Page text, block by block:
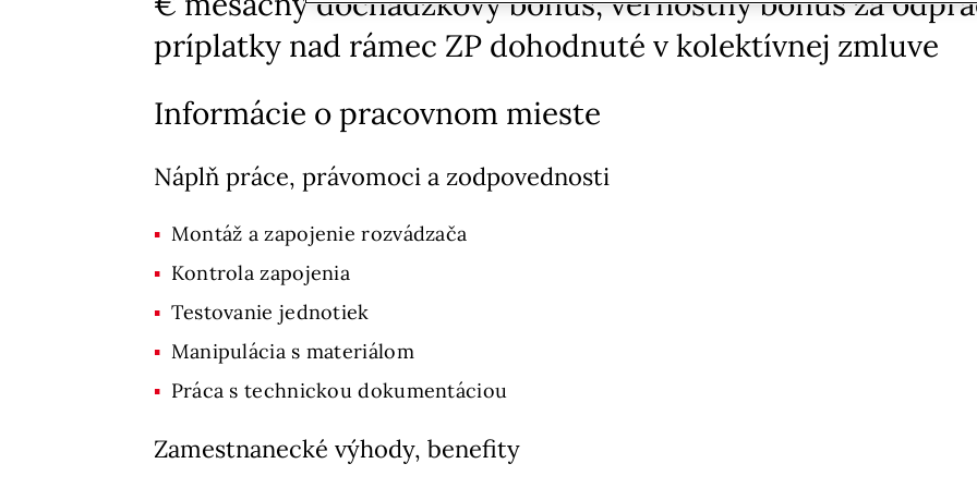
príplatky nad rámec ZP dohodnuté v kolektívnej zmluve
Informácie o pracovnom mieste
Náplň práce, právomoci a zodpovednosti
Montáž a zapojenie rozvádzača
Kontrola zapojenia
Testovanie jednotiek
Manipulácia s materiálom
Práca s technickou dokumentáciou
Zamestnanecké výhody, benefity